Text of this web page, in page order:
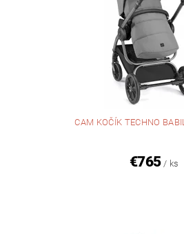
CAM KOČÍK TECHNO
€765 / ks